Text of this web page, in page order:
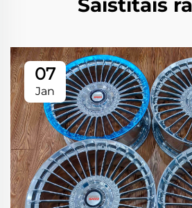
Saistītais
07
Jan